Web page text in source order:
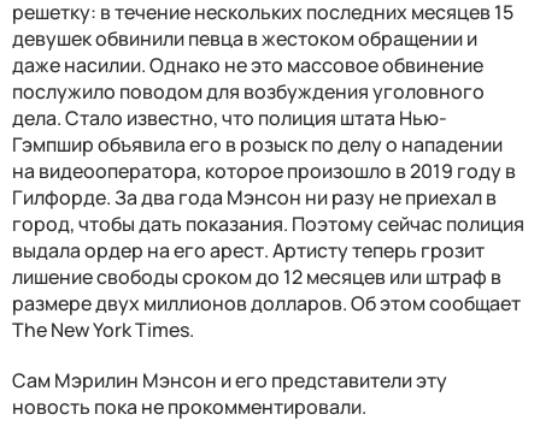
решетку: в течение нескольких последних месяцев 15
девушек обвинили певца в жестоком обращении и
даже насилии. Однако не это массовое обвинение
послужило поводом для возбуждения уголовного
дела. Стало известно, что полиция штата Нью-
Гэмпшир объявила его в розыск по делу о нападении
на видеооператора, которое произошло в 2019 году в
Гилфорде. За два года Мэнсон ни разу не приехал в
город, чтобы дать показания. Поэтому сейчас полиция
выдала ордер на его арест. Артисту теперь грозит
лишение свободы сроком до 12 месяцев или штраф в
размере двух миллионов долларов.Об этом сообщает
The New York Times.
Сам Мэрилин Мэнсон и его представители эту
новость пока не прокомментировали.